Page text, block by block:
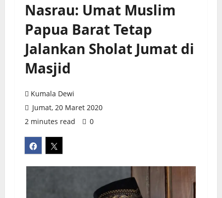
Nasrau: Umat Muslim
Papua Barat Tetap
Jalankan Sholat Jumat di
Masjid
Kumala Dewi
Jumat, 20 Maret 2020
2 minutes read
0